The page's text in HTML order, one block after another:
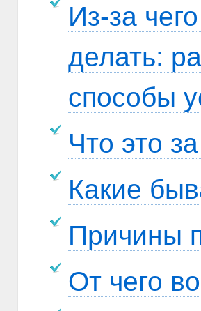
Из-за
делать:
способы
Что это
Какие
Причины
От чего